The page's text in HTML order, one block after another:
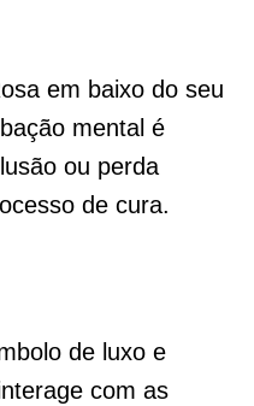
em baixo do seu
mental é
ou perda
de cura.
de luxo e
com as